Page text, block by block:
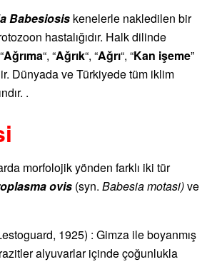
Babesiosis kenelerle nakledilen bir
hastalığıdır. Halk dilinde
Ağrıma“, “Ağrık“, “Ağrı“, “Kan işeme”
Dünyada ve Türkiyede tüm iklim
.
morfolojik yönden farklı iki tür
ovis (syn. Babesia motasi)ve
1925) : Gimza ile boyanmış
alyuvarlar içinde çoğunlukla